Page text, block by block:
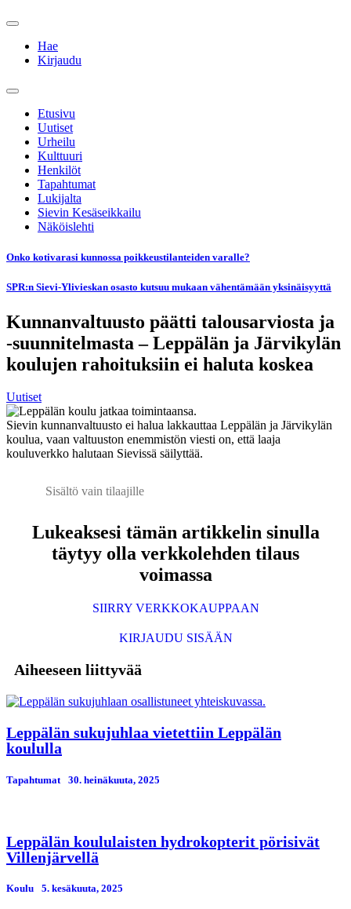
Hae
Kirjaudu
Etusivu
Uutiset
Urheilu
Kulttuuri
Henkilöt
Tapahtumat
Lukijalta
Sievin Kesäseikkailu
Näköislehti
Onko kotivarasi kunnossa poikkeustilanteiden varalle?
SPR:n Sievi-Ylivieskan osasto kutsuu mukaan vähentämään yksinäisyyttä
Kunnanvaltuusto päätti talousarviosta ja
-suunnitelmasta – Leppälän ja Järvikylän
koulujen rahoituksiin ei haluta koskea
Uutiset
Sievin kunnanvaltuusto ei halua lakkauttaa Leppälän ja Järvikylän
koulua, vaan valtuuston enemmistön viesti on, että laaja
kouluverkko halutaan Sievissä säilyttää.
Sisältö vain tilaajille
Lukeaksesi tämän artikkelin sinulla
täytyy olla verkkolehden tilaus
voimassa
SIIRRY VERKKOKAUPPAAN
KIRJAUDU SISÄÄN
Aiheeseen liittyvää
Leppälän sukujuhlaa vietettiin Leppälän
koululla
Tapahtumat 30. heinäkuuta, 2025
Leppälän koululaisten hydrokopterit pörisivät
Villenjärvellä
Koulu 5. kesäkuuta, 2025